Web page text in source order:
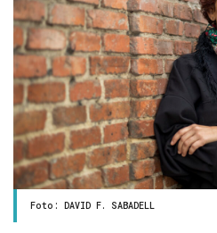
Foto: DAVID F. SABADELL